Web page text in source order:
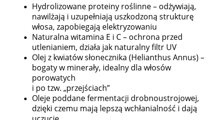
Hydrolizowane proteiny roślinne – odżywiają,
nawilżają i uzupełniają uszkodzoną strukturę
włosa, zapobiegają elektryzowaniu
Naturalna witamina E i C – ochrona przed
utlenianiem, działa jak naturalny filtr UV
Olej z kwiatów słonecznika (Helianthus Annus) –
bogaty w minerały, idealny dla włosów
porowatych
i po tzw. „przejściach”
Oleje poddane fermentacji drobnoustrojowej,
dzięki czemu mają lepszą wchłanialność i dają